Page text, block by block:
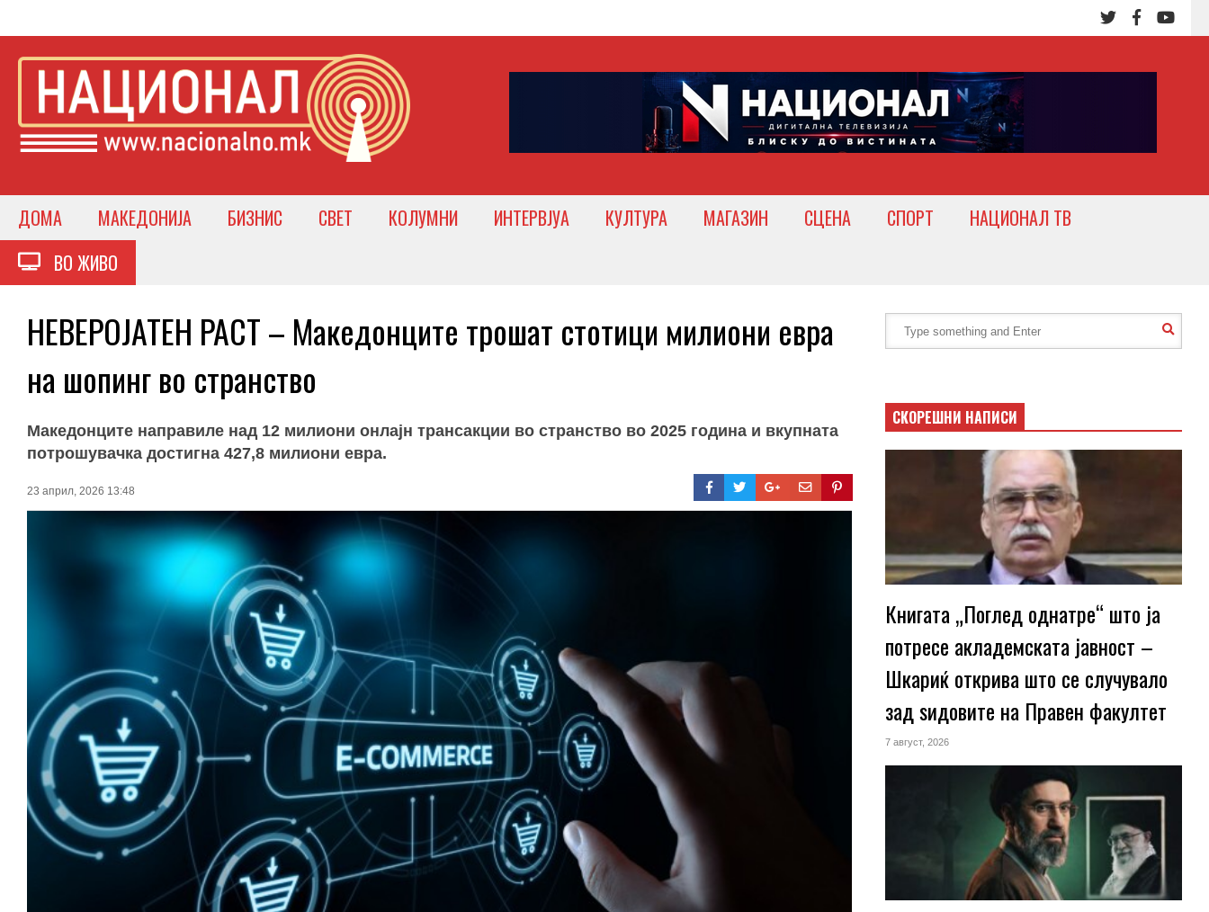
ДОМА МАКЕДОНИЈА БИЗНИС СВЕТ КОЛУМНИ ИНТЕРВЈУА КУЛТУРА МАГАЗИН СЦЕНА СПОРТ
НАЦИОНАЛ ТВ
ВО ЖИВО
НЕВЕРОЈАТЕН РАСТ – Македонците трошат стотици милиони евра
на шопинг во странство
Македонците направиле над 12 милиони онлајн трансакции во странство во 2025 година и вкупната
потрошувачка достигна 427,8 милиони евра.
23 април, 2026 13:48
СКОРЕШНИ НАПИСИ
Книгата „Поглед однатре“ што ја
потресе акладемската јавност –
Шкариќ открива што се случувало
зад ѕидовите на Правен факултет
7 август, 2026